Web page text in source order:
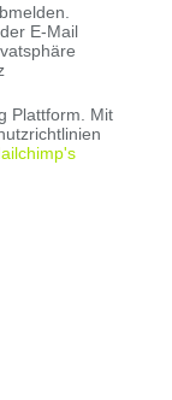
E-Mail
Plattform. Mit